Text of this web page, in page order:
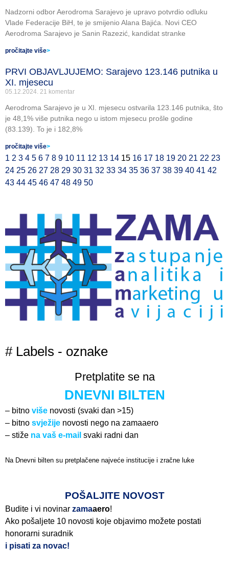
Nadzorni odbor Aerodroma Sarajevo je upravo potvrdio odluku
Vlade Federacije BiH, te je smijenio Alana Bajića. Novi CEO
Aerodroma Sarajevo je Sanin Razezić, kandidat stranke
pročitajte više>
PRVI OBJAVLJUJEMO: Sarajevo 123.146 putnika u
XI. mjesecu
05.12.2024. 21 komentar
Aerodroma Sarajevo je u XI. mjesecu ostvarila 123.146 putnika, što
je 48,1% više putnika nego u istom mjesecu prošle godine
(83.139). To je i 182,8%
pročitajte više>
1 2 3 4 5 6 7 8 9 10 11 12 13 14 15 16 17 18 19 20 21 22 23
24 25 26 27 28 29 30 31 32 33 34 35 36 37 38 39 40 41 42
43 44 45 46 47 48 49 50
# Labels - oznake
Pretplatite se na
DNEVNI BILTEN
– bitno više novosti (svaki dan >15)
– bitno svježije novosti nego na zamaaero
– stiže na vaš e-mail svaki radni dan
Na Dnevni bilten su pretplačene najveće institucije i zračne luke
POŠALJITE NOVOST
Budite i vi novinar zamaaero!
Ako pošaljete 10 novosti koje objavimo možete postati
honorarni suradnik
i pisati za novac!